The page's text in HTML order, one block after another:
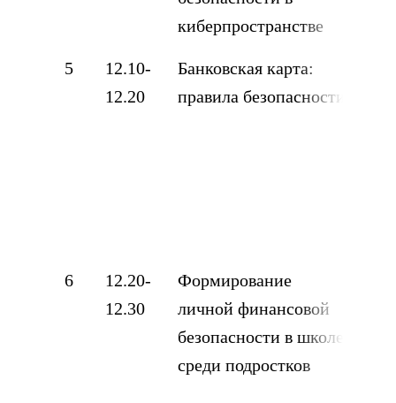
киберпространстве
5
12.10-
12.20
Банковская карта:
правила безопасности
6
12.20-
12.30
Формирование
личной финансовой
безопасности в школе
среди подростков